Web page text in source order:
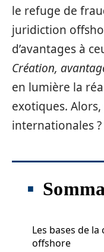
le refuge de
juridiction
d’avantages à
Création,
en lumière la
exotiques.
internationales ?
Les bases de
offshore